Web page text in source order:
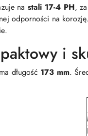
na stali 17-4 PH,
odporności na
i
długość 173 mm.